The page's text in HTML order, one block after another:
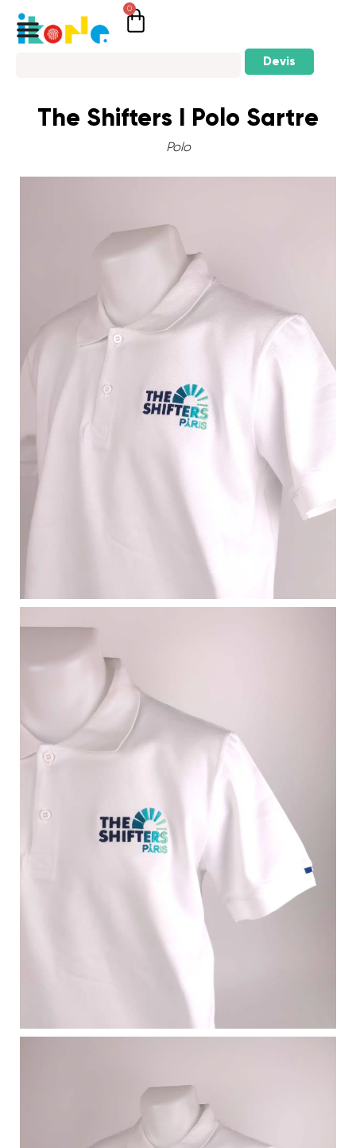
0
Devis
The Shifters I Polo Sartre
Polo